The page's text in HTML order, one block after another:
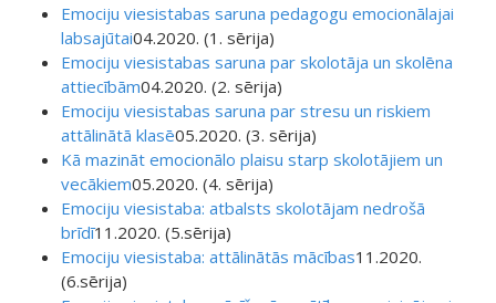
Emociju viesistabas saruna pedagogu emocionālajai
labsajūtai04.2020. (1. sērija)
Emociju viesistabas saruna par skolotāja un skolēna
attiecībām04.2020. (2. sērija)
Emociju viesistabas saruna par stresu un riskiem
attālinātā klasē05.2020. (3. sērija)
Kā mazināt emocionālo plaisu starp skolotājiem un
vecākiem05.2020. (4. sērija)
Emociju viesistaba: atbalsts skolotājam nedrošā
brīdī11.2020. (5.sērija)
Emociju viesistaba: attālinātās mācības11.2020.
(6.sērija)